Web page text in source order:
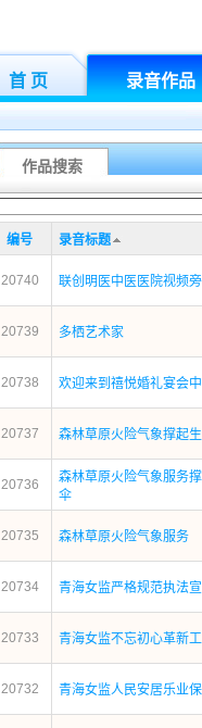
首 页 录音作品
作品搜索
编号 录音标题
20740 联创明医中医医院视频
20739 多栖艺术家
20738 欢迎来到禧悦婚礼宴会
20737 森林草原火险气象撑起
20736
森林草原火险气象服务
伞
20735 森林草原火险气象服务
20734 青海女监严格规范执法
20733 青海女监不忘初心革新
20732 青海女监人民安居乐业